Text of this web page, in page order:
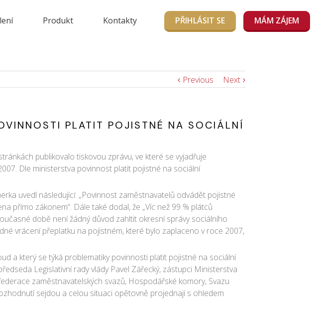
Produkt Kontakty PŘIHLÁSIT SE MÁM ZÁJEM
Previous Next
PLATIT POJISTNÉ NA SOCIÁLNÍ
publikovalo tiskovou zprávu, ve které se vyjadřuje
Dle ministerstva povinnost platit pojistné na sociální
uvedl následující: „Povinnost zaměstnavatelů odvádět pojistné
přímo zákonem“. Dále také dodal, že „Víc než 99 % plátců
době není žádný důvod zahltit okresní správy sociálního
vrácení přeplatku na pojistném, které bylo zaplaceno v roce 2007,
a který se týká problematiky povinnosti platit pojistné na sociální
Legislativní rady vlády Pavel Zářecký, zástupci Ministerstva
zaměstnavatelských svazů, Hospodářské komory, Svazu
sejdou a celou situaci opětovně projednají s ohledem